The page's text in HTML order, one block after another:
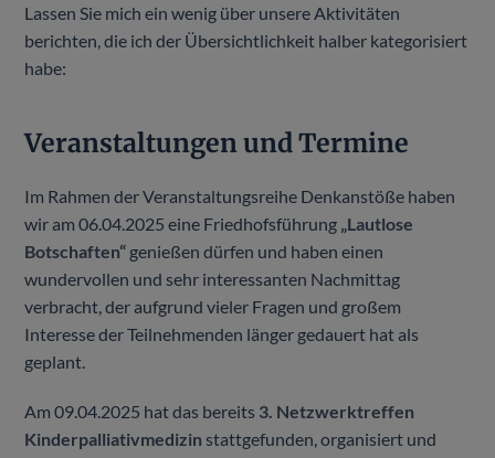
Lassen Sie mich ein wenig über unsere Aktivitäten
berichten, die ich der Übersichtlichkeit halber kategorisiert
habe:
Veranstaltungen und Termine
Im Rahmen der Veranstaltungsreihe Denkanstöße haben
wir am 06.04.2025 eine Friedhofsführung „Lautlose
Botschaften“ genießen dürfen und haben einen
wundervollen und sehr interessanten Nachmittag
verbracht, der aufgrund vieler Fragen und großem
Interesse der Teilnehmenden länger gedauert hat als
geplant.
Am 09.04.2025 hat das bereits 3. Netzwerktreffen
Kinderpalliativmedizin stattgefunden, organisiert und